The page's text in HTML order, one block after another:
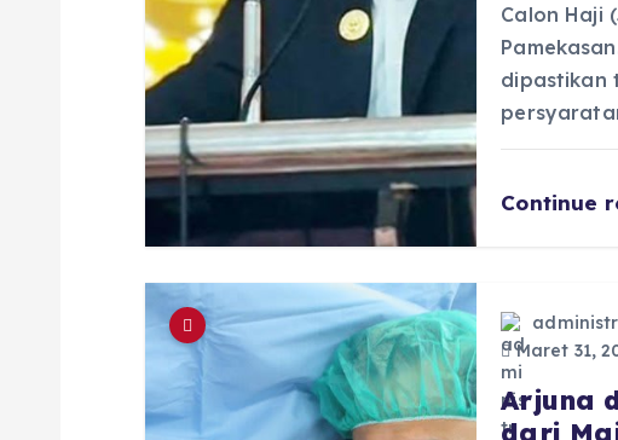
Calon Haji
dipastikan
Continue
Maret 31,
Arjuna
dari